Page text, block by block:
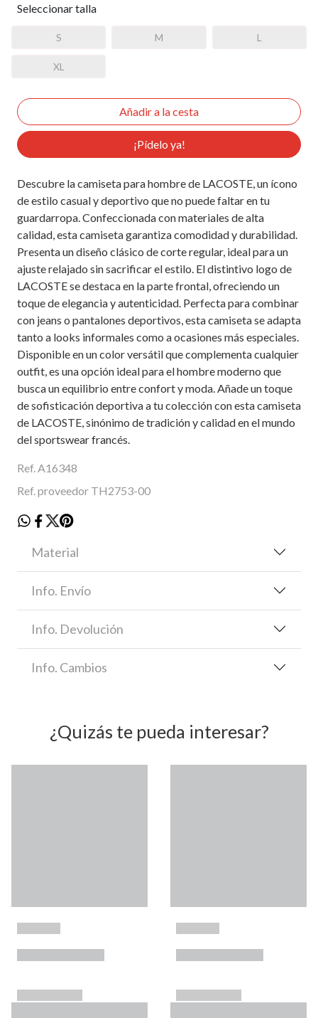
Seleccionar talla
S M L
XL
¡Pídelo ya!
Descubre la camiseta para hombre de LACOSTE, un ícono
de estilo casual y deportivo que no puede faltar en tu
guardarropa. Confeccionada con materiales de alta
calidad, esta camiseta garantiza comodidad y durabilidad.
Presenta un diseño clásico de corte regular, ideal para un
ajuste relajado sin sacrificar el estilo. El distintivo logo de
LACOSTE se destaca en la parte frontal, ofreciendo un
toque de elegancia y autenticidad. Perfecta para combinar
con jeans o pantalones deportivos, esta camiseta se adapta
tanto a looks informales como a ocasiones más especiales.
Disponible en un color versátil que complementa cualquier
outfit, es una opción ideal para el hombre moderno que
busca un equilibrio entre confort y moda. Añade un toque
de sofisticación deportiva a tu colección con esta camiseta
de LACOSTE, sinónimo de tradición y calidad en el mundo
del sportswear francés.
Ref. A16348
Ref. proveedor TH2753-00
Material
Info. Envío
Info. Devolución
Info. Cambios
¿Quizás te pueda interesar?